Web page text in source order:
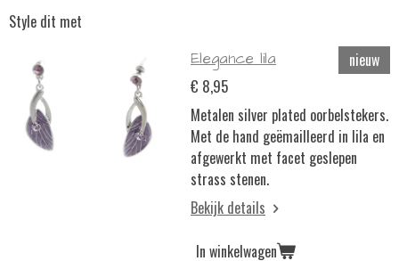
Style dit met
nieuw
Elegance lila
€ 8,95
Metalen silver plated oorbelstekers.
Met de hand geëmailleerd in lila en
afgewerkt met facet geslepen
strass stenen.
Bekijk details
In winkelwagen